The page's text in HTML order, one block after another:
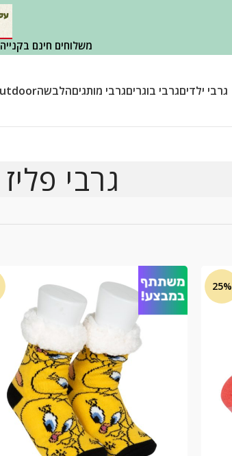
משלוחים חינם בקנייה מעל 249 ₪ | אספקה תוך
גרבי ילדיםגרבי בוגריםגרבי מותגיםהלבשה
גרבי
25%